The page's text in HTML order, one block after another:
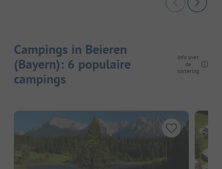
Campings in Beieren
(Bayern): 6 populaire
campings
Info over
de
sortering